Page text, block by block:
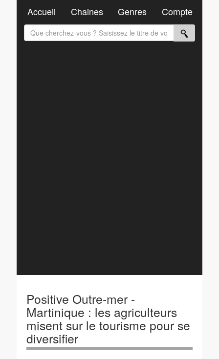
Positive Outre-mer -
Martinique : les agriculteurs
misent sur le tourisme pour se
diversifier
Accueil Chaines Genres Compte